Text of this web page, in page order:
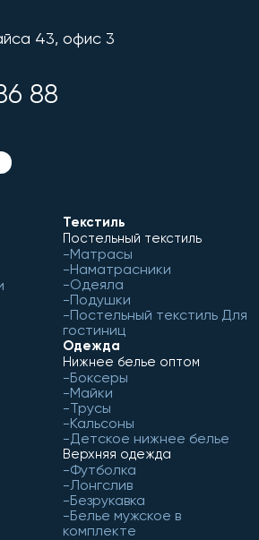
43, офис 3
88
Текстиль
Постельный текстиль
Матрасы
Наматрасники
Одеяла
Подушки
Постельный текстиль Для
гостиниц
Одежда
Нижнее белье оптом
Боксеры
Майки
Трусы
Кальсоны
Детское нижнее белье
Верхняя одежда
Футболка
Лонгслив
Безрукавка
Белье мужское в
комплекте